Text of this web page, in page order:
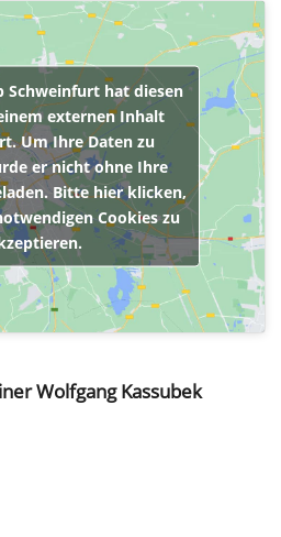
Schweinfurt hat diesen
externen Inhalt
Um Ihre Daten zu
er nicht ohne Ihre
Bitte hier klicken,
Cookies zu
Wolfgang Kassubek